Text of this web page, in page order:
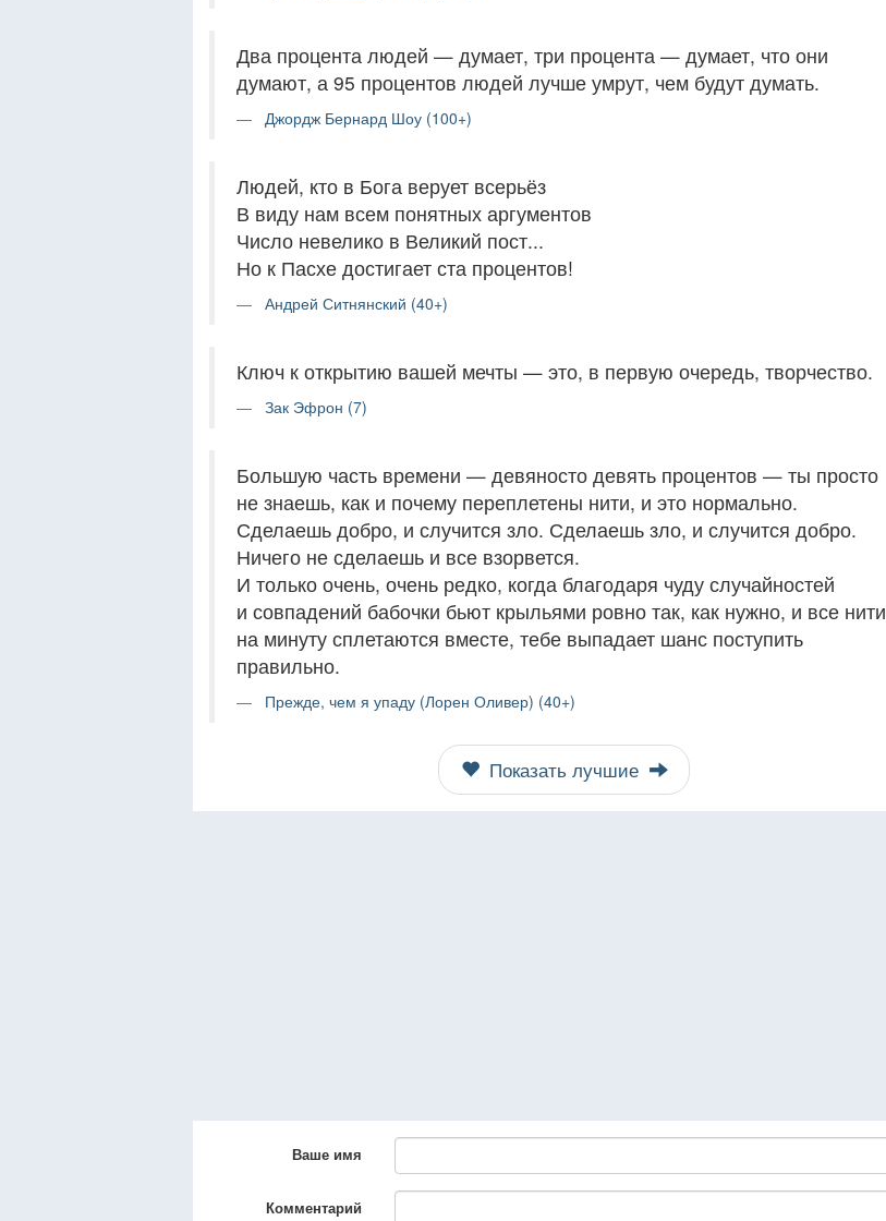
Два процента людей — думает, три процента — думает, что они
думают, а 95 процентов людей лучше умрут, чем будут думать.
Джордж Бернард Шоу (100+)
Людей, кто в Бога верует всерьёз
В виду нам всем понятных аргументов
Число невелико в Великий пост...
Но к Пасхе достигает ста процентов!
Андрей Ситнянский (40+)
Ключ к открытию вашей мечты — это, в первую очередь, творчество.
Зак Эфрон (7)
Большую часть времени — девяносто девять процентов — ты просто
не знаешь, как и почему переплетены нити, и это нормально.
Сделаешь добро, и случится зло. Сделаешь зло, и случится добро.
Ничего не сделаешь и все взорвется.
И только очень, очень редко, когда благодаря чуду случайностей
и совпадений бабочки бьют крыльями ровно так, как нужно, и все нити
на минуту сплетаются вместе, тебе выпадает шанс поступить
правильно.
Прежде, чем я упаду (Лорен Оливер) (40+)
Показать лучшие
Ваше имя
Комментарий